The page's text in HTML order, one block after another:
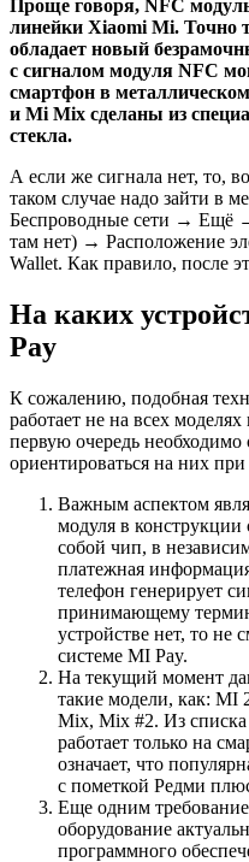
Проще говоря, NFC
линейки Xiaomi Mi. Точно
обладает новый
с сигналом модуля NFC
смартфон в
и Mi Mix сделаны из
стекла.
А если же сигнала нет, то,
таком случае надо зайти в
Беспроводные сети → Ещё →
там нет) → Расположение
Wallet. Как правило, после
На каких
Pay
К сожалению, подобная
работает не на всех
первую очередь
ориентироваться на них
Важным аспектом
модуля в конструкции
собой чип, в
платежная
телефон генерирует
принимающему
устройстве нет, то не
системе MI Pay.
На текущий момент
такие модели, как: MI
Mix, Mix #2. Из списка
работает только на
означает, что
с пометкой Редми
Еще одним
оборудование
программного